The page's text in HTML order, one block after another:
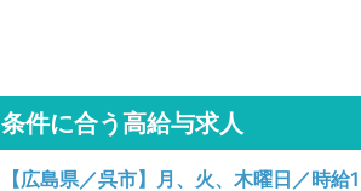
条件に合う高給与求人